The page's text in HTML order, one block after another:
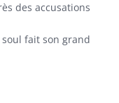
des accusations
fait son grand